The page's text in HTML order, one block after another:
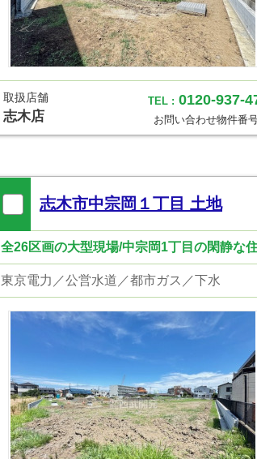
取扱店舗
志木店
TEL : 0120-937-
お問い合わせ物件番
志木市中宗岡１丁目 土地
全26区画の大型現場/中宗岡1丁目の閑静な
東京電力／公営水道／都市ガス／下水